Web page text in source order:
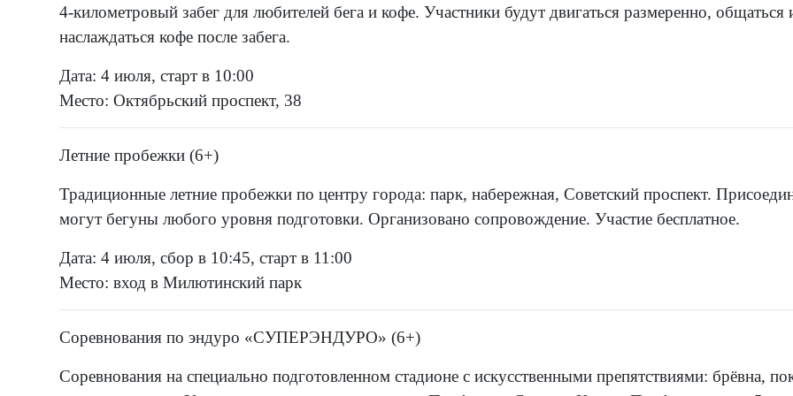
4-километровый забег для любителей бега и кофе. Участники будут двигаться размеренно, общаться
наслаждаться кофе после забега.
Дата: 4 июля, старт в 10:00
Место: Октябрьский проспект, 38
Летние пробежки (6+)
Традиционные летние пробежки по центру города: парк, набережная, Советский проспект.
могут бегуны любого уровня подготовки. Организовано сопровождение. Участие бесплатное.
Дата: 4 июля, сбор в 10:45, старт в 11:00
Место: вход в Милютинский парк
Соревнования по эндуро «СУПЕРЭНДУРО» (6+)
Соревнования на специально подготовленном стадионе с искусственными препятствиями: брёвна,